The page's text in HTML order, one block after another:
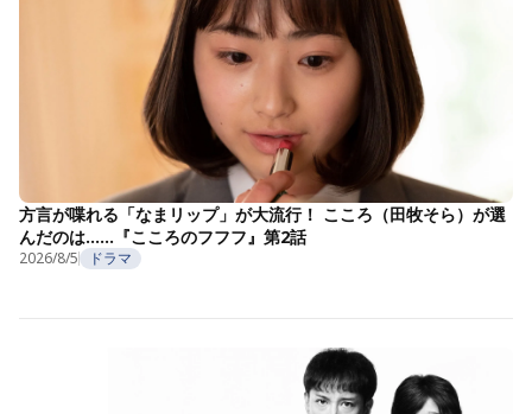
方言が喋れる「なまリップ」が大流行！ こころ（田牧そら）が選
んだのは……『こころのフフフ』第2話
2026/8/5 ドラマ